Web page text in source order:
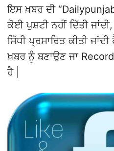
ਇਸ ਖ਼ਬਰ ਦੀ
ਕੋਈ ਪੁਸ਼ਟੀ ਨਹੀਂ ਦਿੱਤੀ
ਸਿੱਧੀ ਪ੍ਰਸਾਰਿਤ ਕੀਤੀ
ਖ਼ਬਰ ਨੂੰ ਬਣਾਉਣ ਜਾ
ਹੈ |